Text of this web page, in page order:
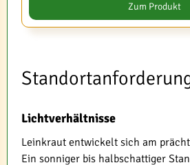
Zum Produkt
Lichtverhältnisse
Leinkraut entwickelt sich am
Ein sonniger bis halbschattiger